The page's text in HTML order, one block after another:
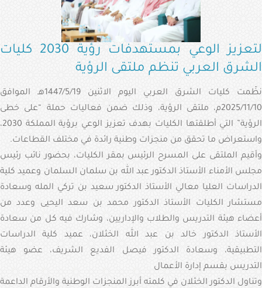
الإعلامية
تواصل
معنا
لتعزيز الوعي بمستهدفات رؤية 2030 كليات
الشرق العربي تنظم ملتقى الرؤية
نظّمت كليات الشرق العربي اليوم الاثنين 1447/5/19هـ الموافق
2025/11/10م، ملتقى الرؤية، وذلك ضمن فعاليات حملة “على خطى
الرؤية” التي أطلقتها الكليات بهدف تعزيز الوعي برؤية المملكة 2030،
واستعراض ما تحقق من منجزات وطنية رائدة في مختلف القطاعات.
وأقيم الملتقى على المسرح الرئيس بمقر الكليات، بحضور نائب رئيس
مجلس الأمناء الأستاذ الدكتور عبد الله بن سلمان السلمان وعميد كلية
الدراسات العليا معالي الأستاذ الدكتور سعيد بن تركي المله وسعادة
مستشار الكليات الأستاذ الدكتور محمد بن سعد اليحيى وعدد من
أعضاء هيئة التدريس والطلاب والإداريين، وشارك فيه كل من سعادة
الأستاذ الدكتور خالد بن عبد الله الخثلان، عميد كلية الدراسات
التطبيقية، وسعادة الدكتور فيصل الفديع الشريف، عضو هيئة
التدريس بقسم إدارة الأعمال
وتناول الدكتور الخثلان في كلمته أبرز المنجزات الوطنية والأرقام الداعمة